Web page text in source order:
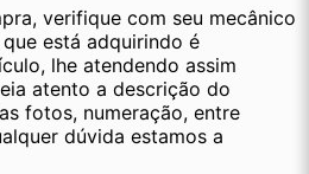
verifique com seu mecânico
está adquirindo é
lhe atendendo assim
atento a descrição do
fotos, numeração, entre
dúvida estamos a